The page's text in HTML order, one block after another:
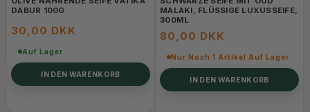
DABUR 100G
30,00 DKK
Auf Lager
IN DEN WARENKORB
MALAKI, FLÜSSIGE LUXUSSEIFE,
300ML
80,00 DKK
Nur Noch 1 Artikel Auf Lager
IN DEN WARENKORB